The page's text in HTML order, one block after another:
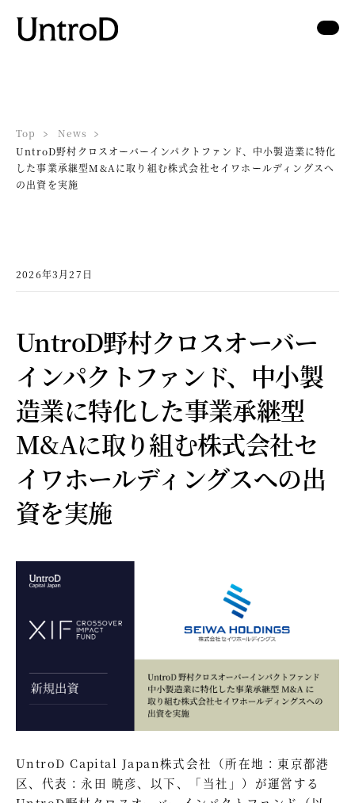
Top
News
UntroD野村クロスオーバーインパクトファンド、中小製造業に特化
した事業承継型M&Aに取り組む株式会社セイワホールディングスへ
の出資を実施
2026年3月27日
UntroD野村クロスオーバー
インパクトファンド、中小製
造業に特化した事業承継型
M&Aに取り組む株式会社セ
イワホールディングスへの出
資を実施
UntroD Capital Japan株式会社（所在地：東京都港
区、代表：永田 暁彦、以下、「当社」）が運営する